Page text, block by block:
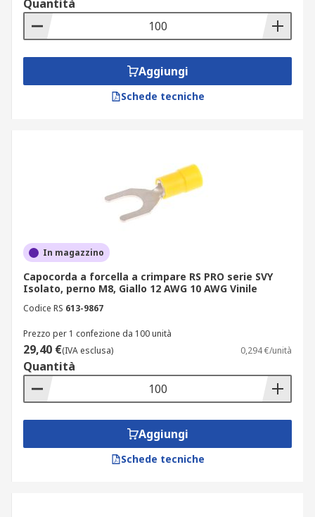
Non isolati. I terminali non isolati si
collegano a viti e perni più grandi. I
capacità di accettare fili intrecciati più
grandi. Per impieghi pesanti richiedono
utensili più specifici.
Quantità
Aggiungi
Schede tecniche
In magazzino
Capocorda a forcella a crimpare RS PRO serie SVY
Isolato, perno M8, Giallo 12 AWG 10 AWG Vinile
Codice RS 613-9867
Prezzo per 1 confezione da 100 unità
29,40 €(IVA esclusa) 0,294 €/unità
Quantità
Aggiungi
Schede tecniche